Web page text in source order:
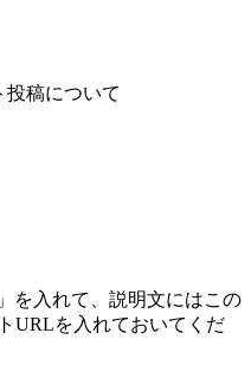
稿について
を入れて、説明文にはこの
URLを入れておいてくだ